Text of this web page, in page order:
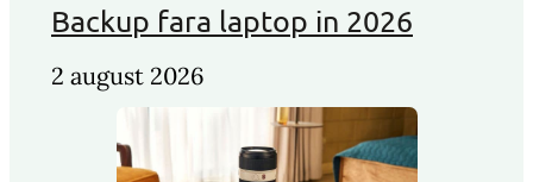
Backup fara laptop in 2026
2 august 2026